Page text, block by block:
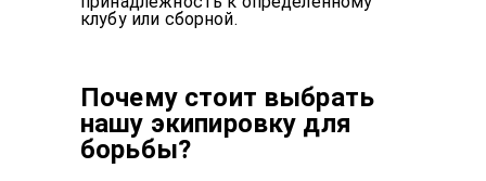
клубу или сборной.
Почему стоит выбрать
нашу экипировку для
борьбы?